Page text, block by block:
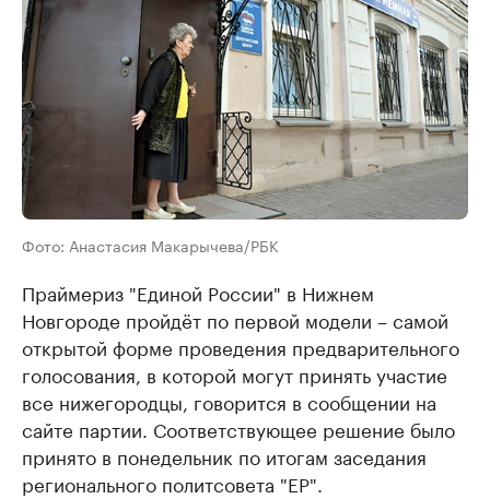
Фото: Анастасия Макарычева/РБК
Праймериз "Единой России" в Нижнем
Новгороде пройдёт по первой модели – самой
открытой форме проведения предварительного
голосования, в которой могут принять участие
все нижегородцы, говорится в сообщении на
сайте партии. Соответствующее решение было
принято в понедельник по итогам заседания
регионального политсовета "ЕР".